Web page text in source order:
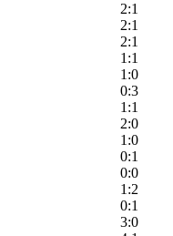
2:1
2:1
2:1
1:1
1:0
0:3
1:1
2:0
1:0
0:1
0:0
1:2
0:1
3:0